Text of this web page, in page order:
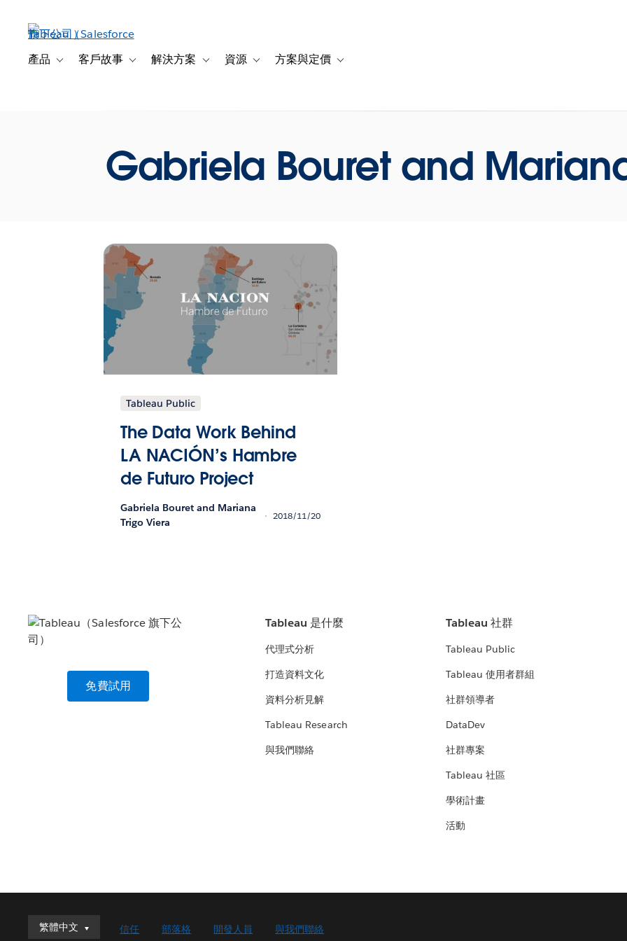
產品 Toggle sub-navigation for 產品
客戶故事 Toggle sub-navigation for 客戶故事
解決方案 Toggle sub-navigation for 解決方案
資源 Toggle sub-navigation for 資源
方案與定價 Toggle sub-navigation for 方案與定價
Gabriela Bouret and
Tableau Public
The Data Work Behind
LA NACIÓN’s Hambre
de Futuro Project
Gabriela Bouret and Mariana
Trigo Viera
2018/11/20
免費試用
Tableau 是什麼
代理式分析
打造資料文化
資料分析見解
Tableau Research
與我們聯絡
Tableau 社群
Tableau Public
Tableau 使用者群組
社群領導者
DataDev
社群專案
Tableau 社區
學術計畫
活動
繁體中文
繁體中文
信任 部落格 開發人員 與我們聯絡